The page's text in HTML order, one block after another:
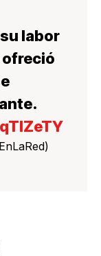
labor
ofreció